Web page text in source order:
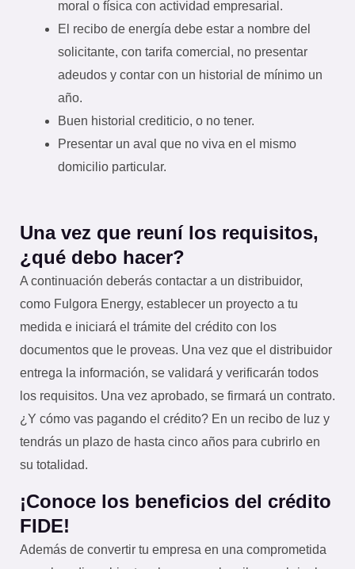
moral o física con actividad empresarial.
El recibo de energía debe estar a nombre del
solicitante, con tarifa comercial, no presentar
adeudos y contar con un historial de mínimo un
año.
Buen historial crediticio, o no tener.
Presentar un aval que no viva en el mismo
domicilio particular.
Una vez que reuní los requisitos,
¿qué debo hacer?
A continuación deberás contactar a un distribuidor,
como Fulgora Energy, establecer un proyecto a tu
medida e iniciará el trámite del crédito con los
documentos que le proveas. Una vez que el distribuidor
entrega la información, se validará y verificarán todos
los requisitos. Una vez aprobado, se firmará un contrato.
¿Y cómo vas pagando el crédito? En un recibo de luz y
tendrás un plazo de hasta cinco años para cubrirlo en
su totalidad.
¡Conoce los beneficios del crédito
FIDE!
Además de convertir tu empresa en una comprometida